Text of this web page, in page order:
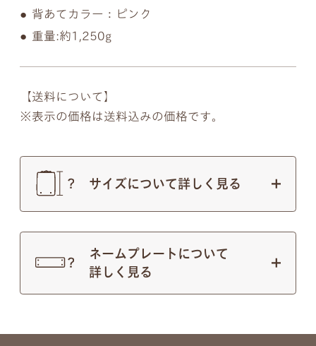
背あてカラー：ピンク
重量:約1,250g
【送料について】
表示の価格は送料込みの価格です。
サイズについて詳しく見る
ネームプレートについて
詳しく見る